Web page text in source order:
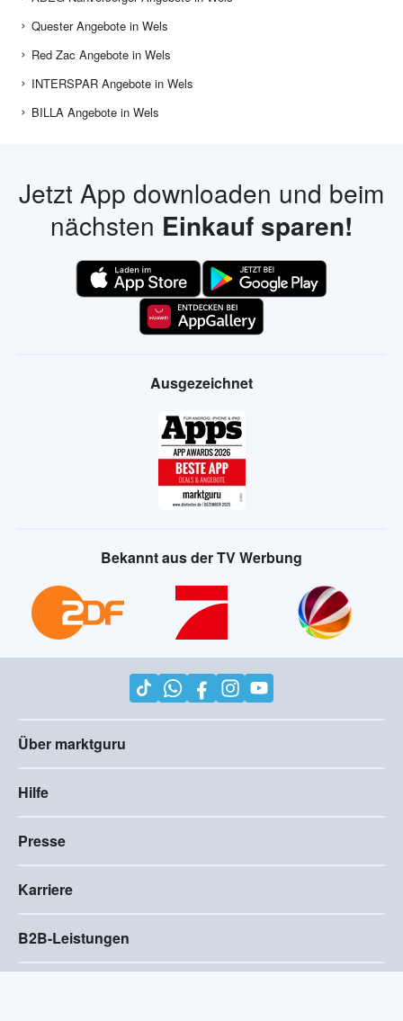
Quester Angebote in Wels
Red Zac Angebote in Wels
INTERSPAR Angebote in Wels
BILLA Angebote in Wels
Jetzt App downloaden und beim
nächsten Einkauf sparen!
Ausgezeichnet
Bekannt aus der TV Werbung
Über marktguru
Hilfe
Presse
Karriere
B2B-Leistungen